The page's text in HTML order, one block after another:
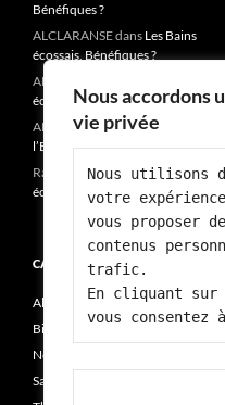
Nous accordons
vie privée
Nous utilisons
votre
vous proposer
contenus
trafic.
En cliquant sur
vous
Bénéfiques ?
ALCLARANSEdans Les Bains
écossais, Bénéfiques ?
ALCLARANSE
écossais, Bénéfiques ?
ALCLARANSEdans« Fatigue,
l’Ennemi de notre santé? »
Rai josianedans
Les Bains
écossais, Bénéfiques ?
CATÉGORIES
Alimentation
Bien-être
Non classé
Santé